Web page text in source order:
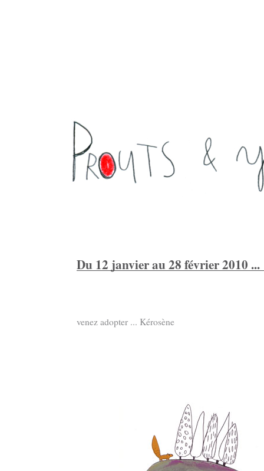
Du 12 janvier au 28 février 2010 ...
venez adopter ... Kérosène